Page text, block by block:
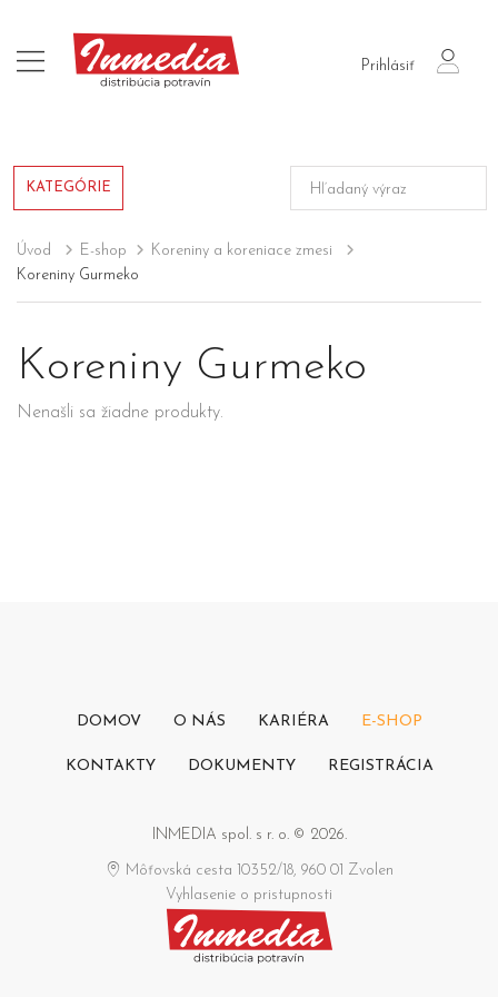
Prihlásiť
login
KATEGÓRIE
Úvod E-shop
Koreniny a koreniace zmesi
Koreniny Gurmeko
Koreniny Gurmeko
Nenašli sa žiadne produkty.
DOMOV O NÁS KARIÉRA E-SHOP
KONTAKTY DOKUMENTY REGISTRÁCIA
INMEDIA spol. s r. o. © 2026.
Môťovská cesta 10352/18, 960 01 Zvolen
Vyhlasenie o pristupnosti